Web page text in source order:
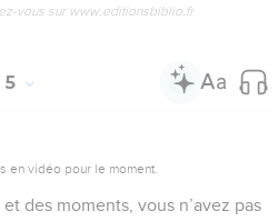
vous sur www.editionsbiblio.fr
5
en vidéo pour le moment.
des moments, vous n’avez pas